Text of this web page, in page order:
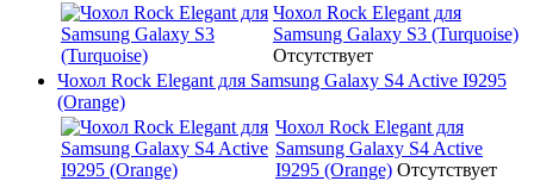
Чохол Rock Elegant для
Samsung Galaxy S3 (Turquoise)
Отсутствует
Чохол Rock Elegant для Samsung Galaxy S4 Active I9295
(Orange)
Чохол Rock Elegant для
Samsung Galaxy S4 Active
I9295 (Orange) Отсутствует